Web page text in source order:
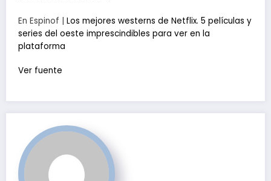
En Espinof | Los mejores westerns de Netflix. 5 películas y
series del oeste imprescindibles para ver en la
plataforma
Ver fuente